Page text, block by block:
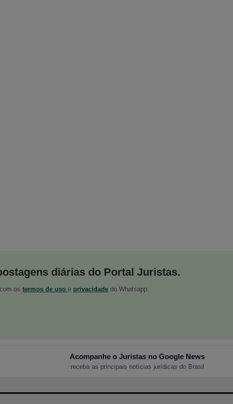
diárias do Portal Juristas.
os termos de uso e privacidade do Whatsapp.
Acompanhe o Juristas no Google News
receba as principais notícias jurídicas do Brasil